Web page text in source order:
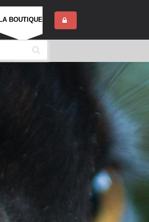
BOUTIQUE